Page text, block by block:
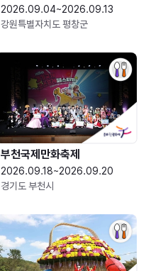
2026.09.04~2026.09.13
강원특별자치도 평창군
부천국제만화축제
2026.09.18~2026.09.20
경기도 부천시